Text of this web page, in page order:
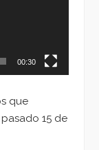
00:30
que
15 de